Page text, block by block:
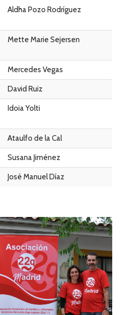
Aldha Pozo Rodríguez
Mette Marie Sejersen
Mercedes Vegas
David Ruiz
Idoia Yolti
Ataulfo de la Cal
Susana Jiménez
José Manuel Díaz